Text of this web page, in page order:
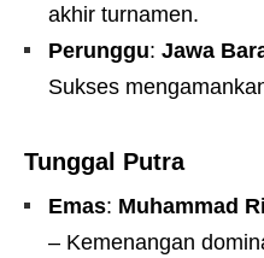
akhir turnamen.
Perunggu: Jawa
Sukses
Tunggal Putra
Emas: Muhammad
– Kemenangan